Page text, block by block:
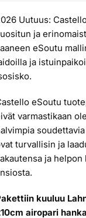
Uutuus:
ja
eSoutu
ja
eSoutu
varmastikaan
turvallisin ja
ja
kuuluu
airopari